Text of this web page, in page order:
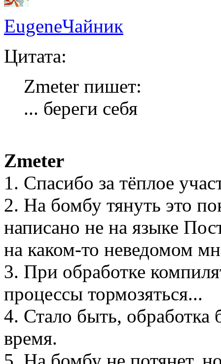
EugeneЧайник
Цитата:
Zmeter пишет:
... береги себя
Zmeter
1. Спасибо за тёплое
2. На бомбу тянуть это
написано не на языке
на каком-то неведомом
3. При обработке
процессы тормозяться...
4. Стало быть, обработка
время.